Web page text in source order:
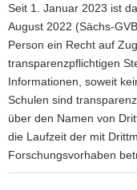
Seit 1. Januar 2023 ist
August 2022 (Sächs-
Person ein Recht auf
transparenzpflichtigen
Informationen, soweit
Schulen sind
über den Namen von
die Laufzeit der mit
Forschungsvorhaben